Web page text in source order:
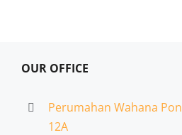
OUR OFFICE
Perumahan Wahana
12A